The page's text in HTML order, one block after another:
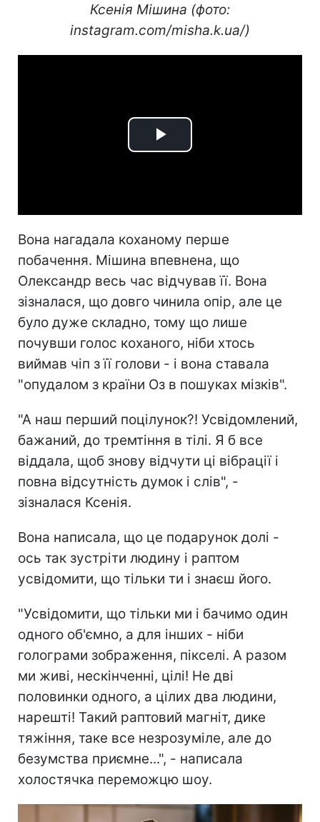
Ксенія Мішина (фото:
instagram.com/misha.k.ua/)
Play
Вона нагадала коханому перше
побачення. Мішина впевнена, що
Олександр весь час відчував її. Вона
зізналася, що довго чинила опір, але це
було дуже складно, тому що лише
почувши голос коханого, ніби хтось
виймав чіп з її голови - і вона ставала
"опудалом з країни Оз в пошуках мізків".
"А наш перший поцілунок?! Усвідомлений,
бажаний, до тремтіння в тілі. Я б все
віддала, щоб знову відчути ці вібрації і
повна відсутність думок і слів", -
зізналася Ксенія.
Вона написала, що це подарунок долі -
ось так зустріти людину і раптом
усвідомити, що тільки ти і знаєш його.
"Усвідомити, що тільки ми і бачимо один
одного об'ємно, а для інших - ніби
голограми зображення, пікселі. А разом
ми живі, нескінченні, цілі! Не дві
половинки одного, а цілих два людини,
нарешті! Такий раптовий магніт, дике
тяжіння, таке все незрозуміле, але до
безумства приємне...", - написала
холостячка переможцю шоу.